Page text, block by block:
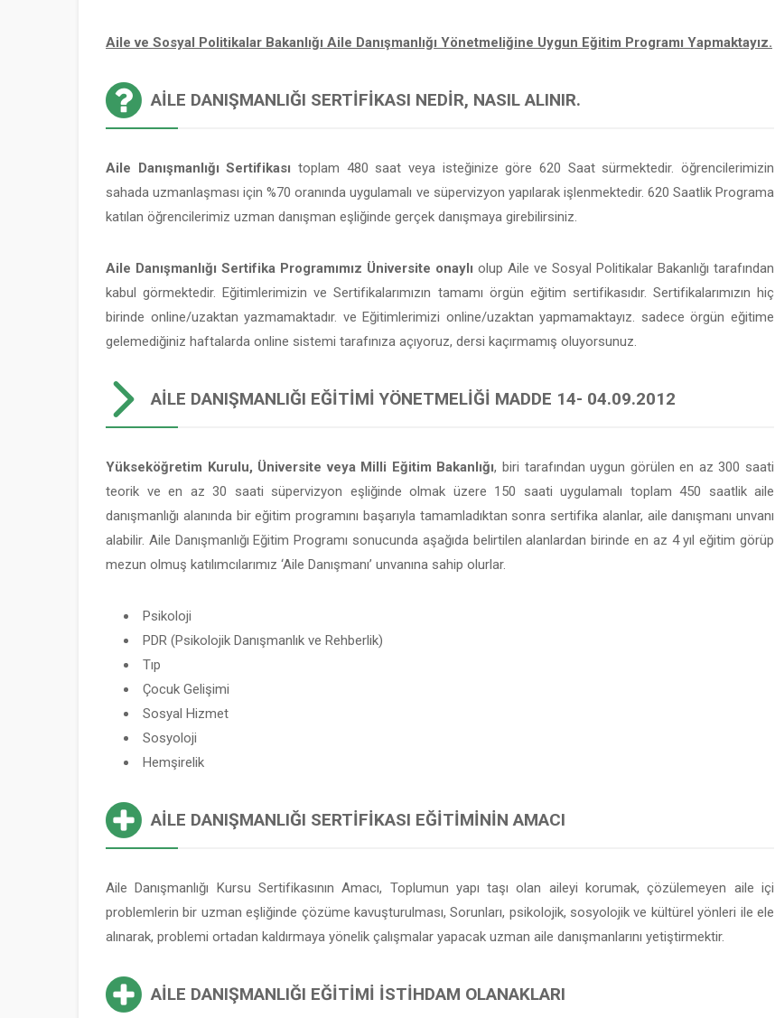
Aile ve Sosyal Politikalar Bakanlığı Aile Danışmanlığı Yönetmeliğine Uygun Eğitim Programı Yapmaktayız.
AILE DANIŞMANLIĞI SERTIFIKASI NEDIR, NASIL ALINIR.
Aile Danışmanlığı Sertifikası toplam 480 saat veya isteğinize göre 620 Saat sürmektedir. öğrencilerimizin
sahada uzmanlaşması için %70 oranında uygulamalı ve süpervizyon yapılarak işlenmektedir. 620 Saatlik Programa
katılan öğrencilerimiz uzman danışman eşliğinde gerçek danışmaya girebilirsiniz.
Aile Danışmanlığı Sertifika Programımız Üniversite onaylı olup Aile ve Sosyal Politikalar Bakanlığı tarafından
kabul görmektedir. Eğitimlerimizin ve Sertifikalarımızın tamamı örgün eğitim sertifikasıdır. Sertifikalarımızın hiç
birinde online/uzaktan yazmamaktadır. ve Eğitimlerimizi online/uzaktan yapmamaktayız. sadece örgün eğitime
gelemediğiniz haftalarda online sistemi tarafınıza açıyoruz, dersi kaçırmamış oluyorsunuz.
AILE DANIŞMANLIĞI EĞITIMI YÖNETMELIĞI MADDE 14- 04.09.2012
Yükseköğretim Kurulu, Üniversite veya Milli Eğitim Bakanlığı, biri tarafından uygun görülen en az 300 saati
teorik ve en az 30 saati süpervizyon eşliğinde olmak üzere 150 saati uygulamalı toplam 450 saatlik aile
danışmanlığı alanında bir eğitim programını başarıyla tamamladıktan sonra sertifika alanlar, aile danışmanı unvanı
alabilir. Aile Danışmanlığı Eğitim Programı sonucunda aşağıda belirtilen alanlardan birinde en az 4 yıl eğitim görüp
mezun olmuş katılımcılarımız ‘Aile Danışmanı’ unvanına sahip olurlar.
Psikoloji
PDR (Psikolojik Danışmanlık ve Rehberlik)
Tıp
Çocuk Gelişimi
Sosyal Hizmet
Sosyoloji
Hemşirelik
AILE DANIŞMANLIĞI SERTIFIKASI EĞITIMININ AMACI
Aile Danışmanlığı Kursu Sertifikasının Amacı, Toplumun yapı taşı olan aileyi korumak, çözülemeyen aile içi
problemlerin bir uzman eşliğinde çözüme kavuşturulması, Sorunları, psikolojik, sosyolojik ve kültürel yönleri ile ele
alınarak, problemi ortadan kaldırmaya yönelik çalışmalar yapacak uzman aile danışmanlarını yetiştirmektir.
AILE DANIŞMANLIĞI EĞITIMI İSTIHDAM OLANAKLARI